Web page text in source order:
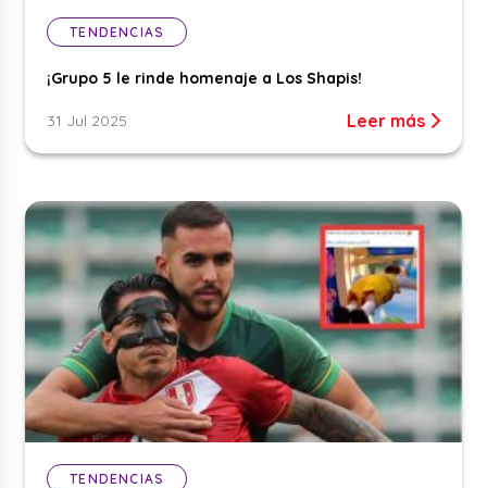
TENDENCIAS
¡Grupo 5 le rinde homenaje a Los Shapis!
31 Jul 2025 Leer más
TENDENCIAS